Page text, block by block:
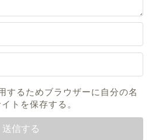
するためブラウザーに自分の名
トを保存する。